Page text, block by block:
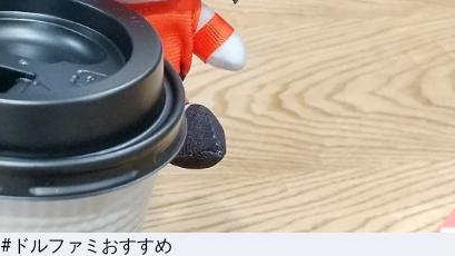
#ドルファミおすすめ